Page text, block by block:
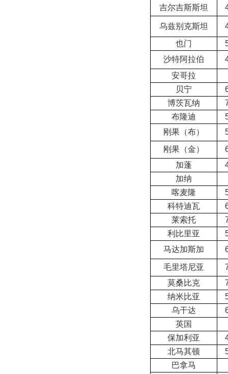
吉尔吉斯斯坦
乌兹别克斯坦
也门
沙特阿拉伯
安哥拉
贝宁
博茨瓦纳
布隆迪
刚果（布）
刚果（金）
加蓬
加纳
喀麦隆
科特迪瓦
莱索托
利比里亚
马达加斯加
毛里塔尼亚
莫桑比克
纳米比亚
乌干达
英国
保加利亚
北马其顿
巴拿马